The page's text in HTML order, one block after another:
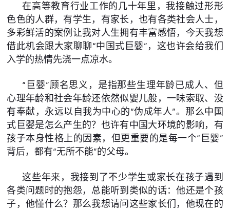
在高等教育行业工作的几十年里，我接触过形形
色色的人群，有学生，有家长，也有各类社会人士，
多彩鲜活的案例让我对人生拥有丰富感悟，今天我想
借此机会跟大家聊聊“中国式巨婴”，这也许会给我们
入学的热情先浇一点凉水。
“巨婴”顾名思义，是指那些生理年龄已成人、但
心理年龄和社会年龄还依然似婴儿般，一味索取、没
有奉献，永远以自我为中心的“伪成年人”。那么中国
式巨婴是怎么产生的？也许有中国大环境的影响，有
孩子本身性格上的因素，但更重要的是每一个“巨婴”
背后，都有“无所不能”的父母。
这些年来，我接到了不少学生或家长在孩子遇到
各类问题时的抱怨，总能听到类似的话：他还是个孩
子，他懂什么？那么我想请问这些家长们，他现在的